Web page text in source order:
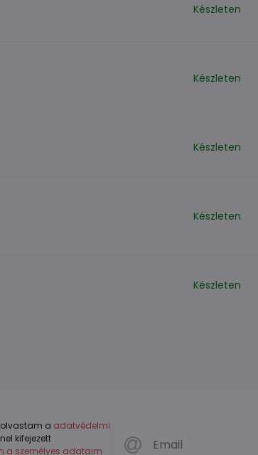
Készleten
Készleten
Készleten
Készleten
Készleten
a adatvédelmi
kifejezett
a személyes adataim